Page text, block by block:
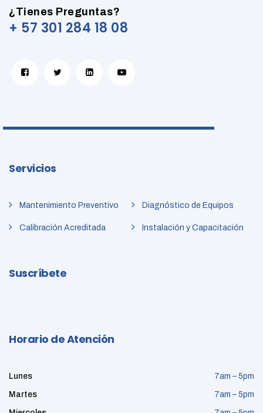
¿Tienes Preguntas?
+ 57 301 284 18 08
Servicios
Mantenimiento Preventivo Diagnóstico de Equipos
Calibración Acreditada Instalación y Capacitación
Suscríbete
Horario de Atención
Lunes 7am – 5pm
Martes 7am – 5pm